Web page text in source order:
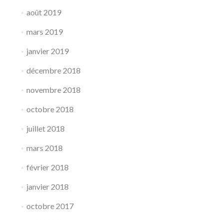
août 2019
mars 2019
janvier 2019
décembre 2018
novembre 2018
octobre 2018
juillet 2018
mars 2018
février 2018
janvier 2018
octobre 2017